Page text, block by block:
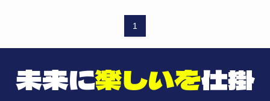
1
未来に楽しいを仕掛